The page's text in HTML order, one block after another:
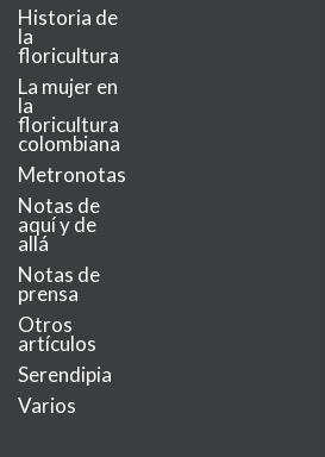
Historia de
la
floricultura
La mujer en
la
floricultura
colombiana
Metronotas
Notas de
aquí y de
allá
Notas de
prensa
Otros
artículos
Serendipia
Varios